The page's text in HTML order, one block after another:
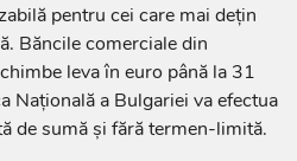
pentru cei care mai dețin
Băncile comerciale din
leva în euro până la 31
Națională a Bulgariei va efectua
de sumă și fără termen-limită.